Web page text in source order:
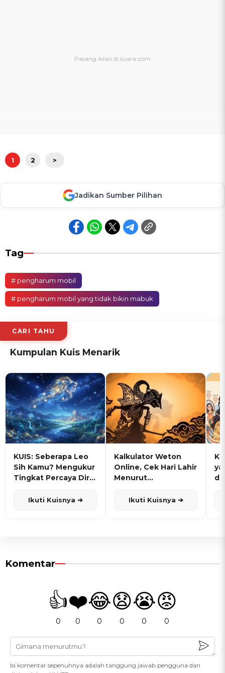
1 2 >
Jadikan Sumber Pilihan
Tag
# pengharum mobil
# pengharum mobil yang tidak bikin mabuk
CARI TAHU
Kumpulan Kuis Menarik
KUIS: Seberapa Leo
Sih Kamu? Mengukur
Tingkat Percaya Diri
Ikuti Kuisnya ➔
Kalkulator Weton
Online, Cek Hari Lahir
Menurut
Ikuti Kuisnya ➔
Komentar
👍
0
❤️
0
😂
0
😧
0
😭
0
😡
0
Isi komentar sepenuhnya adalah tanggung jawab pengguna dan